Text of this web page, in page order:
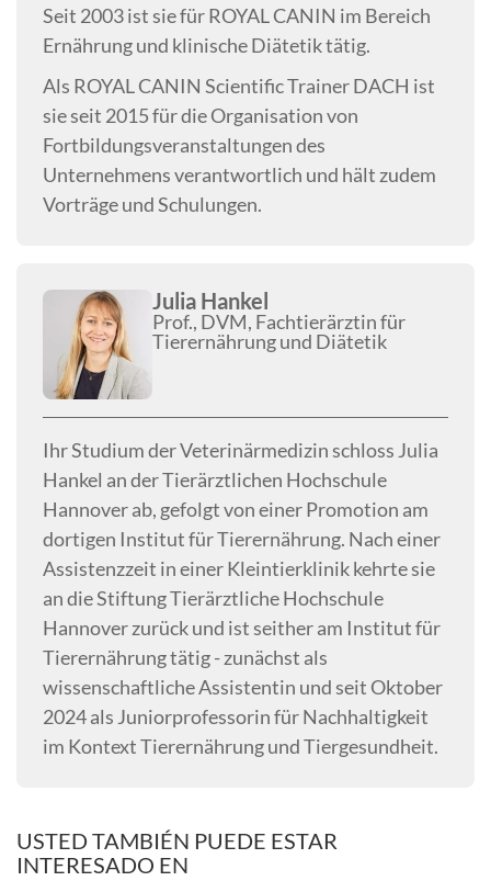
Seit 2003 ist sie für ROYAL CANIN im Bereich
Ernährung und klinische Diätetik tätig.
Als ROYAL CANIN Scientific Trainer DACH ist
sie seit 2015 für die Organisation von
Fortbildungsveranstaltungen des
Unternehmens verantwortlich und hält zudem
Vorträge und Schulungen.
Julia Hankel
Prof., DVM, Fachtierärztin für
Tierernährung und Diätetik
Ihr Studium der Veterinärmedizin schloss Julia
Hankel an der Tierärztlichen Hochschule
Hannover ab, gefolgt von einer Promotion am
dortigen Institut für Tierernährung. Nach einer
Assistenzzeit in einer Kleintierklinik kehrte sie
an die Stiftung Tierärztliche Hochschule
Hannover zurück und ist seither am Institut für
Tierernährung tätig - zunächst als
wissenschaftliche Assistentin und seit Oktober
2024 als Juniorprofessorin für Nachhaltigkeit
im Kontext Tierernährung und Tiergesundheit.
USTED TAMBIÉN PUEDE ESTAR
INTERESADO EN